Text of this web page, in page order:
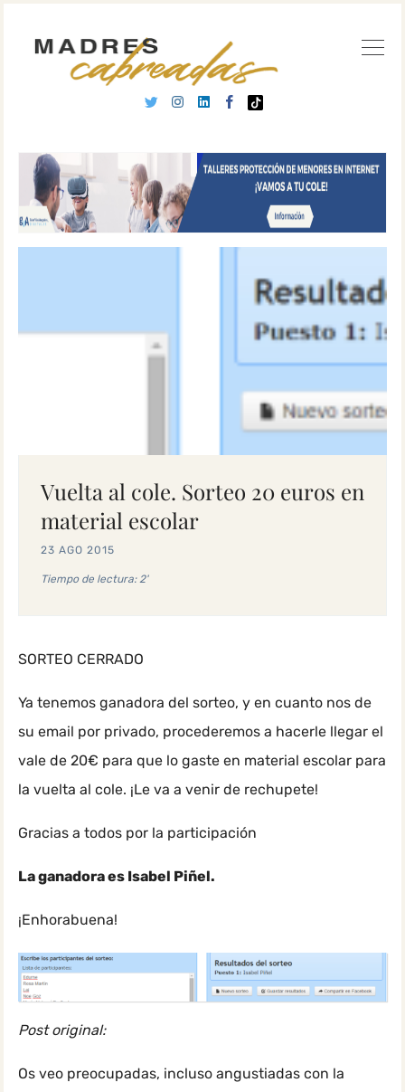
Vuelta al cole. Sorteo 20 euros en
material escolar
23 AGO 2015
Tiempo de lectura: 2'
SORTEO CERRADO
Ya tenemos ganadora del sorteo, y en cuanto nos de
su email por privado, procederemos a hacerle llegar el
vale de 20€ para que lo gaste en material escolar para
la vuelta al cole. ¡Le va a venir de rechupete!
Gracias a todos por la participación
La ganadora es Isabel Piñel.
¡Enhorabuena!
Post original:
Os veo preocupadas, incluso angustiadas con la